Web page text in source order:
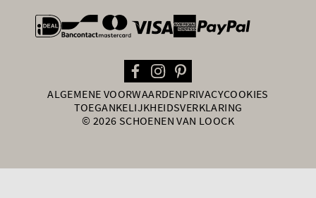
general.paymentOptions
ALGEMENE VOORWAARDENPRIVACYCOOKIES
TOEGANKELIJKHEIDSVERKLARING
© 2026 SCHOENEN VAN LOOCK